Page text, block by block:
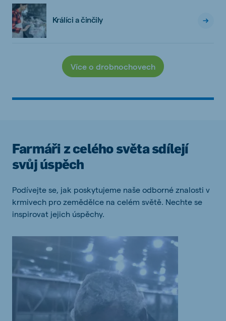
Králíci a činčily
Více o drobnochovech
Farmáři z celého světa sdílejí
svůj úspěch
Podívejte se, jak poskytujeme naše odborné znalosti v
krmivech pro zemědělce na celém světě. Nechte se
inspirovat jejich úspěchy.